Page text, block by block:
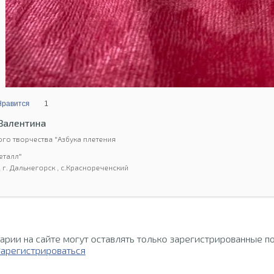
1
творчества "Азбука плетения
Дальнегорск , с.Краснореченский
на сайте могут оставлять только зарегистрированные